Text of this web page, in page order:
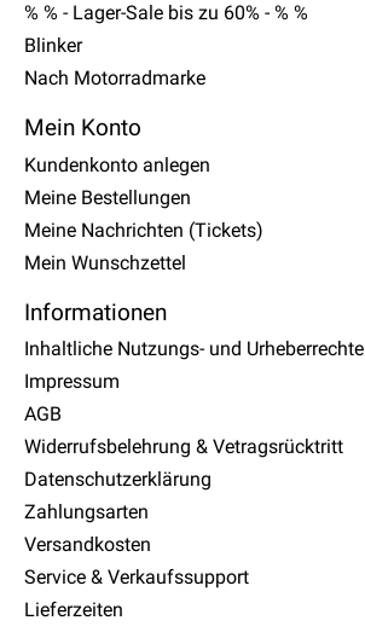
% % - Lager-Sale bis zu 60% - % %
Blinker
Nach Motorradmarke
Mein Konto
Kundenkonto anlegen
Meine Bestellungen
Meine Nachrichten (Tickets)
Mein Wunschzettel
Informationen
Inhaltliche Nutzungs- und Urheberrechte
Impressum
AGB
Widerrufsbelehrung & Vetragsrücktritt
Datenschutzerklärung
Zahlungsarten
Versandkosten
Service & Verkaufssupport
Lieferzeiten